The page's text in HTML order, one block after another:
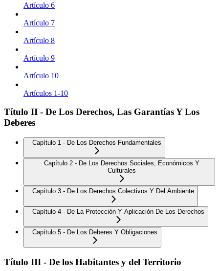
Artículo 6
Artículo 7
Artículo 8
Artículo 9
Artículo 10
Artículos 1-10
Título II - De Los Derechos, Las Garantías Y Los
Deberes
Capítulo 1 - De Los Derechos Fundamentales
Capítulo 2 - De Los Derechos Sociales, Económicos Y
Culturales
Capítulo 3 - De Los Derechos Colectivos Y Del Ambiente
Capítulo 4 - De La Protección Y Aplicación De Los Derechos
Capítulo 5 - De Los Deberes Y Obligaciones
Título III - De los Habitantes y del Territorio